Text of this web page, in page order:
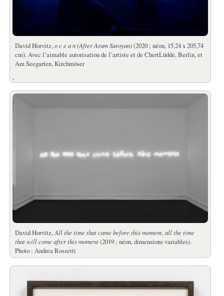
David Horvitz, o c e a n (After Aram Saroyan)(2020 ; néon, 15,24 x 205,74
cm). Avec l’aimable autorisation de l’artiste et de ChertLüdde, Berlin, et
Am Seegarten, Kirchmöser
.
David Horvitz, All the time that came before this moment, all the time
that will come after this moment(2019 ; néon, dimensions variables).
Photo : Andrea Rossetti